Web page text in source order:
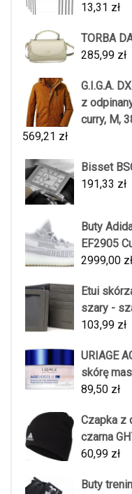
13,31 zł
TORBA
285,99 zł
G.I.G.A.
z
curry, M,
569,21 zł
Bisset
191,33 zł
Buty
EF2905
2999,00 zł
Etui
szary -
103,99 zł
URIAGE
skórę
89,50 zł
Czapka z
czarna
60,99 zł
Buty